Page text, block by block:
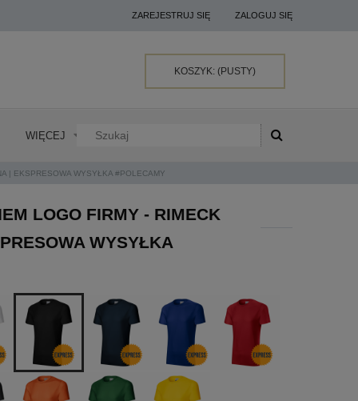
ZAREJESTRUJ SIĘ ZALOGUJ SIĘ
KOSZYK: (PUSTY)
WIĘCEJ
| EKSPRESOWA WYSYŁKA #POLECAMY
LOGO FIRMY - RIMECK
WYSYŁKA